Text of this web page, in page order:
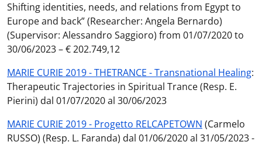
Shifting identities, needs, and relations from Egypt to
Europe and back” (Researcher: Angela Bernardo)
(Supervisor: Alessandro Saggioro) from 01/07/2020 to
30/06/2023 – € 202.749,12
MARIE CURIE 2019 - THETRANCE - Transnational Healing:
Therapeutic Trajectories in Spiritual Trance (Resp. E.
Pierini) dal 01/07/2020 al 30/06/2023
MARIE CURIE 2019 - Progetto RELCAPETOWN (Carmelo
RUSSO) (Resp. L. Faranda) dal 01/06/2020 al 31/05/2023 -